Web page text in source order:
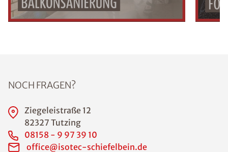
NOCH FRAGEN?
Ziegeleistraße 12
82327 Tutzing
08158 - 9 97 39 10
office@isotec-schiefelbein.de